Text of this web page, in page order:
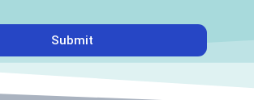
Submit